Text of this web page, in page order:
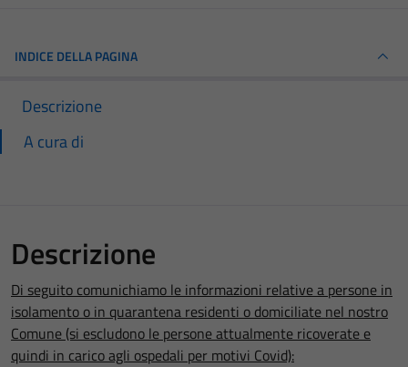
INDICE DELLA PAGINA
Descrizione
A cura di
Descrizione
Di seguito comunichiamo le informazioni relative a persone in
isolamento o in quarantena residenti o domiciliate nel nostro
Comune (si escludono le persone attualmente ricoverate e
quindi in carico agli ospedali per motivi Covid):